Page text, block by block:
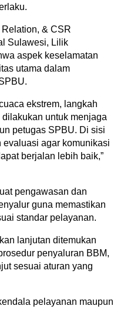
& CSR
Sulawesi, Lilik
aspek keselamatan
utama dalam
ekstrem, langkah
untuk menjaga
petugas SPBU. Di sisi
evaluasi agar komunikasi
berjalan lebih baik,”
pengawasan dan
guna memastikan
standar pelayanan.
lanjutan ditemukan
penyaluran BBM,
sesuai aturan yang
pelayanan maupun